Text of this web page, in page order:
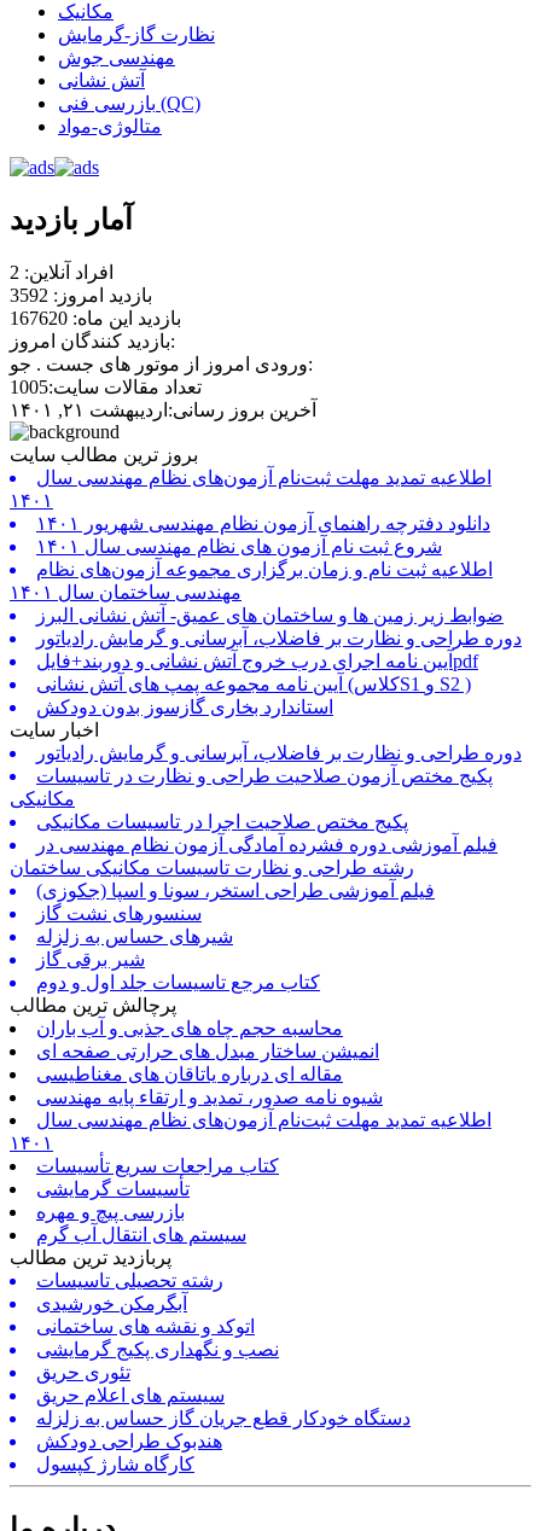
مکانیک
نظارت گاز-گرمایش
مهندسی جوش
آتش نشانی
بازرسی فنی (QC)
متالوژی-مواد
آمار بازدید
افراد آنلاین: 2
بازدید امروز: 3592
بازدید این ماه: 167620
بازدید کنندگان امروز:
ورودی امروز از موتور های جست . جو:
تعداد مقالات سایت:1005
آخرین بروز رسانی:اردیبهشت ۲۱, ۱۴۰۱
بروز ترین مطالب سایت
اطلاعیه تمدید مهلت ثبت‌نام آزمون‌های نظام مهندسی سال
۱۴۰۱
دانلود دفترچه راهنمای آزمون نظام مهندسی شهریور ۱۴۰۱
شروع ثبت نام آزمون های نظام مهندسی سال ۱۴۰۱
اطلاعیه ثبت نام و زمان برگزاری مجموعه آزمون‌های نظام
مهندسی ساختمان سال ۱۴۰۱
ضوابط زیر زمین ها و ساختمان های عمیق- آتش نشانی البرز
دوره طراحی و نظارت بر فاضلاب، آبرسانی و گرمایش رادیاتور
آیین نامه اجرای درب خروج آتش نشانی و دوربند+فایلpdf
آیین نامه مجموعه پمپ های آتش نشانی (کلاسS1 و S2 )
استاندارد بخاری گازسوز بدون دودکش
اخبار سایت
دوره طراحی و نظارت بر فاضلاب، آبرسانی و گرمایش رادیاتور
پکیج مختص آزمون صلاحیت طراحی و نظارت در تاسیسات
مکانیکی
پکیج مختص صلاحیت اجرا در تاسیسات مکانیکی
فیلم آموزشی دوره فشرده آمادگی آزمون نظام مهندسی در
رشته طراحی و نظارت تاسیسات مکانیکی ساختمان
فیلم آموزشی طراحی استخر، سونا و اسپا (جکوزی)
سنسورهای نشت گاز
شیرهای حساس به زلزله
شیر برقی گاز
کتاب مرجع تاسیسات جلد اول و دوم
پرچالش ترین مطالب
محاسبه حجم چاه های جذبی و آب باران
انمیشن ساختار مبدل های حرارتی صفحه ای
مقاله ای درباره یاتاقان های مغناطیسی
شیوه نامه صدور، تمدید و ارتقاء پایه مهندسی
اطلاعیه تمدید مهلت ثبت‌نام آزمون‌های نظام مهندسی سال
۱۴۰۱
کتاب مراجعات سریع تأسیسات
تأسیسات گرمایشی
بازرسی پیچ و مهره
سیستم های انتقال آب گرم
پربازدید ترین مطالب
رشته تحصیلی تاسیسات
آبگرمکن خورشیدی
اتوکد و نقشه های ساختمانی
نصب و نگهداری پکیج گرمایشی
تئوری حریق
سیستم های اعلام حریق
دستگاه خودکار قطع جریان گاز حساس به زلزله
هندبوک طراحی دودکش
کارگاه شارژ کپسول